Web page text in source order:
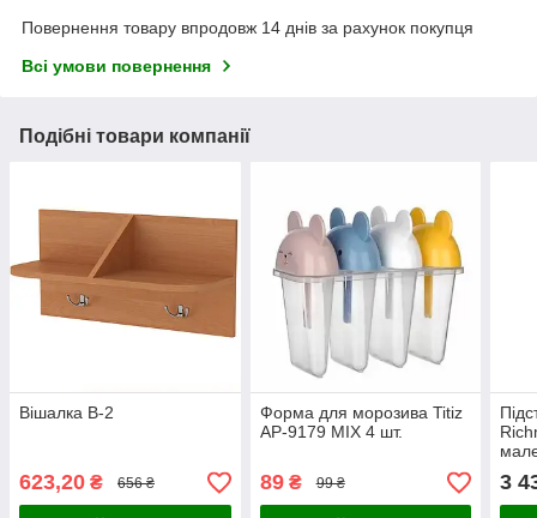
Повернення товару впродовж 14 днів за рахунок покупця
Всі умови повернення
Подібні товари компанії
Вішалка В-2
623,20 ₴ 656 ₴
Форма для морозива Titiz
AP-9179 MIX 4 шт.
89₴ 99 ₴ 3